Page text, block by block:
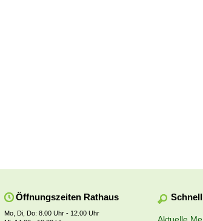
Öffnungszeiten Rathaus
Mo, Di, Do: 8.00 Uhr - 12.00 Uhr